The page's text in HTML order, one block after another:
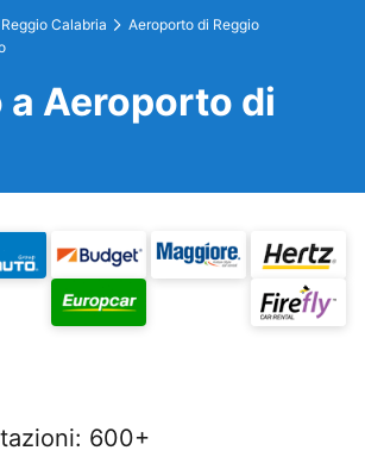
Reggio Calabria
Aeroporto di Reggio
a Aeroporto di
: 600+